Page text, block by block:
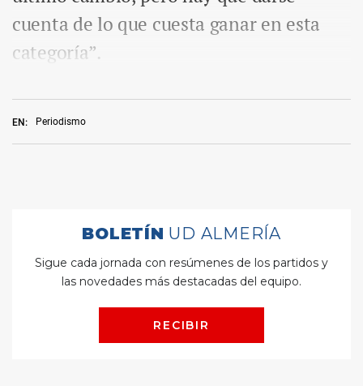
EN: Periodismo
cuenta de lo que cuesta ganar en esta
categoría”.